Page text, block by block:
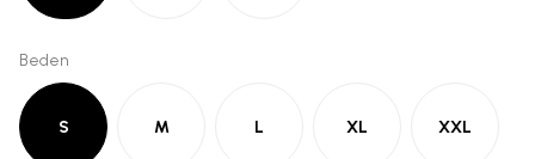
Beden
S M L XL XXL